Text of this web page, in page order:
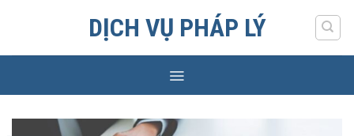
DỊCH VỤ PHÁP LÝ